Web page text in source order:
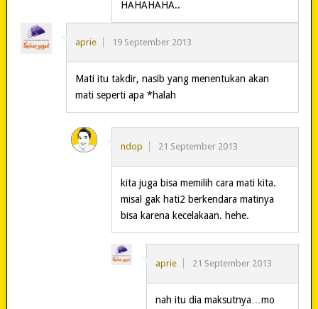
HAHAHAHA..
aprie 19 September 2013
Mati itu takdir, nasib yang menentukan akan
mati seperti apa *halah
ndop 21 September 2013
kita juga bisa memilih cara mati kita.
misal gak hati2 berkendara matinya
bisa karena kecelakaan. hehe.
aprie 21 September 2013
nah itu dia maksutnya…mo